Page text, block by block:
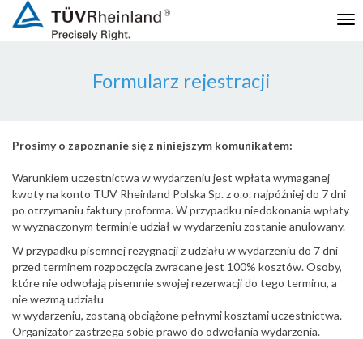
Formularz rejestracji
Prosimy o zapoznanie się z niniejszym komunikatem:
Warunkiem uczestnictwa w wydarzeniu jest wpłata wymaganej
kwoty na konto TÜV Rheinland Polska Sp. z o.o. najpóźniej do 7 dni
po otrzymaniu faktury proforma. W przypadku niedokonania wpłaty
w wyznaczonym terminie udział w wydarzeniu zostanie anulowany.
W przypadku pisemnej rezygnacji z udziału w wydarzeniu do 7 dni
przed terminem rozpoczęcia zwracane jest 100% kosztów. Osoby,
które nie odwołają pisemnie swojej rezerwacji do tego terminu, a
nie wezmą udziału
w wydarzeniu, zostaną obciążone pełnymi kosztami uczestnictwa.
Organizator zastrzega sobie prawo do odwołania wydarzenia.